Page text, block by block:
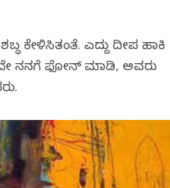
ಕೇಳಿಸಿತಂತೆ. ಎದ್ದು ದೀಪ ಹಾಕಿ
ನನಗೆ ಫೋನ್ ಮಾಡಿ, ಅವರು